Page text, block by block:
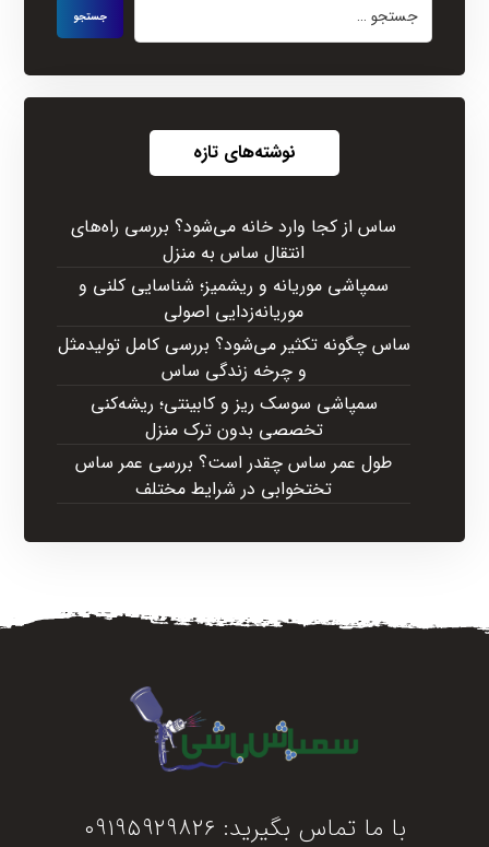
نوشته‌های تازه
ساس از کجا وارد خانه می‌شود؟ بررسی راه‌های
انتقال ساس به منزل
سمپاشی موریانه و ریشمیز؛ شناسایی کلنی و
موریانه‌زدایی اصولی
ساس چگونه تکثیر می‌شود؟ بررسی کامل تولیدمثل
و چرخه زندگی ساس
سمپاشی سوسک ریز و کابینتی؛ ریشه‌کنی
تخصصی بدون ترک منزل
طول عمر ساس چقدر است؟ بررسی عمر ساس
تختخوابی در شرایط مختلف
با ما تماس بگیرید: ۰۹۱۹۵۹۲۹۸۲۶